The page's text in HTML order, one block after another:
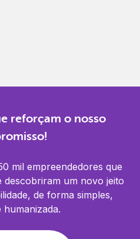
reforçam o nosso
mil empreendedores que
descobriram um novo jeito
de forma simples,
humanizada.